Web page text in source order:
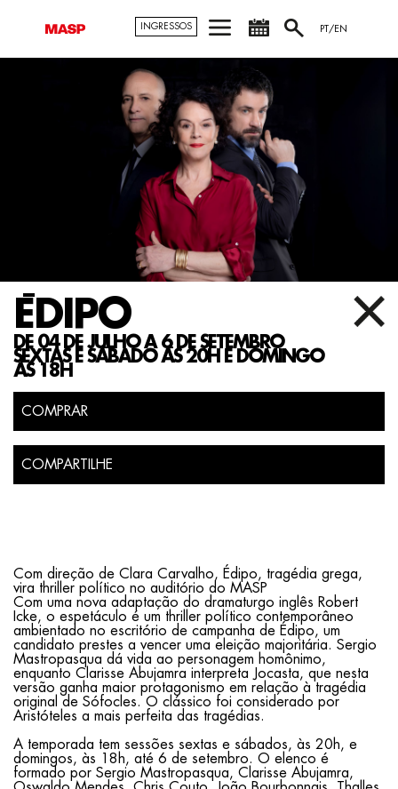
INGRESSOS PT/EN
ÉDIPO
DE 04 DE JULHO A 6 DE SETEMBRO
SEXTAS E SÁBADO ÁS 20H E DOMINGO
ÁS 18H
COMPRAR
COMPARTILHE
Com direção de Clara Carvalho, Édipo, tragédia grega,
vira thriller político no auditório do MASP
Com uma nova adaptação do dramaturgo inglês Robert
Icke, o espetáculo é um thriller político contemporâneo
ambientado no escritório de campanha de Édipo, um
candidato prestes a vencer uma eleição majoritária. Sergio
Mastropasqua dá vida ao personagem homônimo,
enquanto Clarisse Abujamra interpreta Jocasta, que nesta
versão ganha maior protagonismo em relação à tragédia
original de Sófocles. O clássico foi considerado por
Aristóteles a mais perfeita das tragédias.
A temporada tem sessões sextas e sábados, às 20h, e
domingos, às 18h, até 6 de setembro. O elenco é
formado por Sergio Mastropasqua, Clarisse Abujamra,